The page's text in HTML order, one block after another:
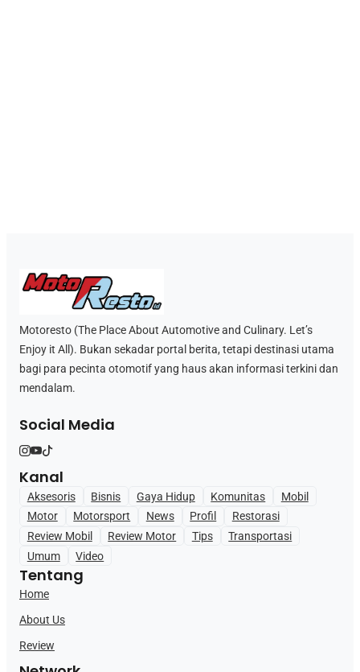
Motoresto (The Place About Automotive and Culinary. Let’s
Enjoy it All). Bukan sekadar portal berita, tetapi destinasi utama
bagi para pecinta otomotif yang haus akan informasi terkini dan
mendalam.
Social Media
Kanal
Aksesoris Bisnis Gaya Hidup Komunitas
Mobil
Motor
Motorsport News Profil
Restorasi
Review Mobil
Review Motor Tips
Transportasi
Umum
Video
Tentang
Home
About Us
Review